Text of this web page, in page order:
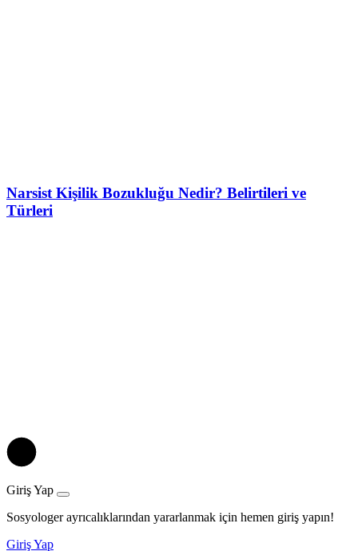
Narsist Kişilik Bozukluğu Nedir? Belirtileri ve
Türleri
Giriş Yap
Sosyologer ayrıcalıklarından yararlanmak için hemen giriş yapın!
Giriş Yap